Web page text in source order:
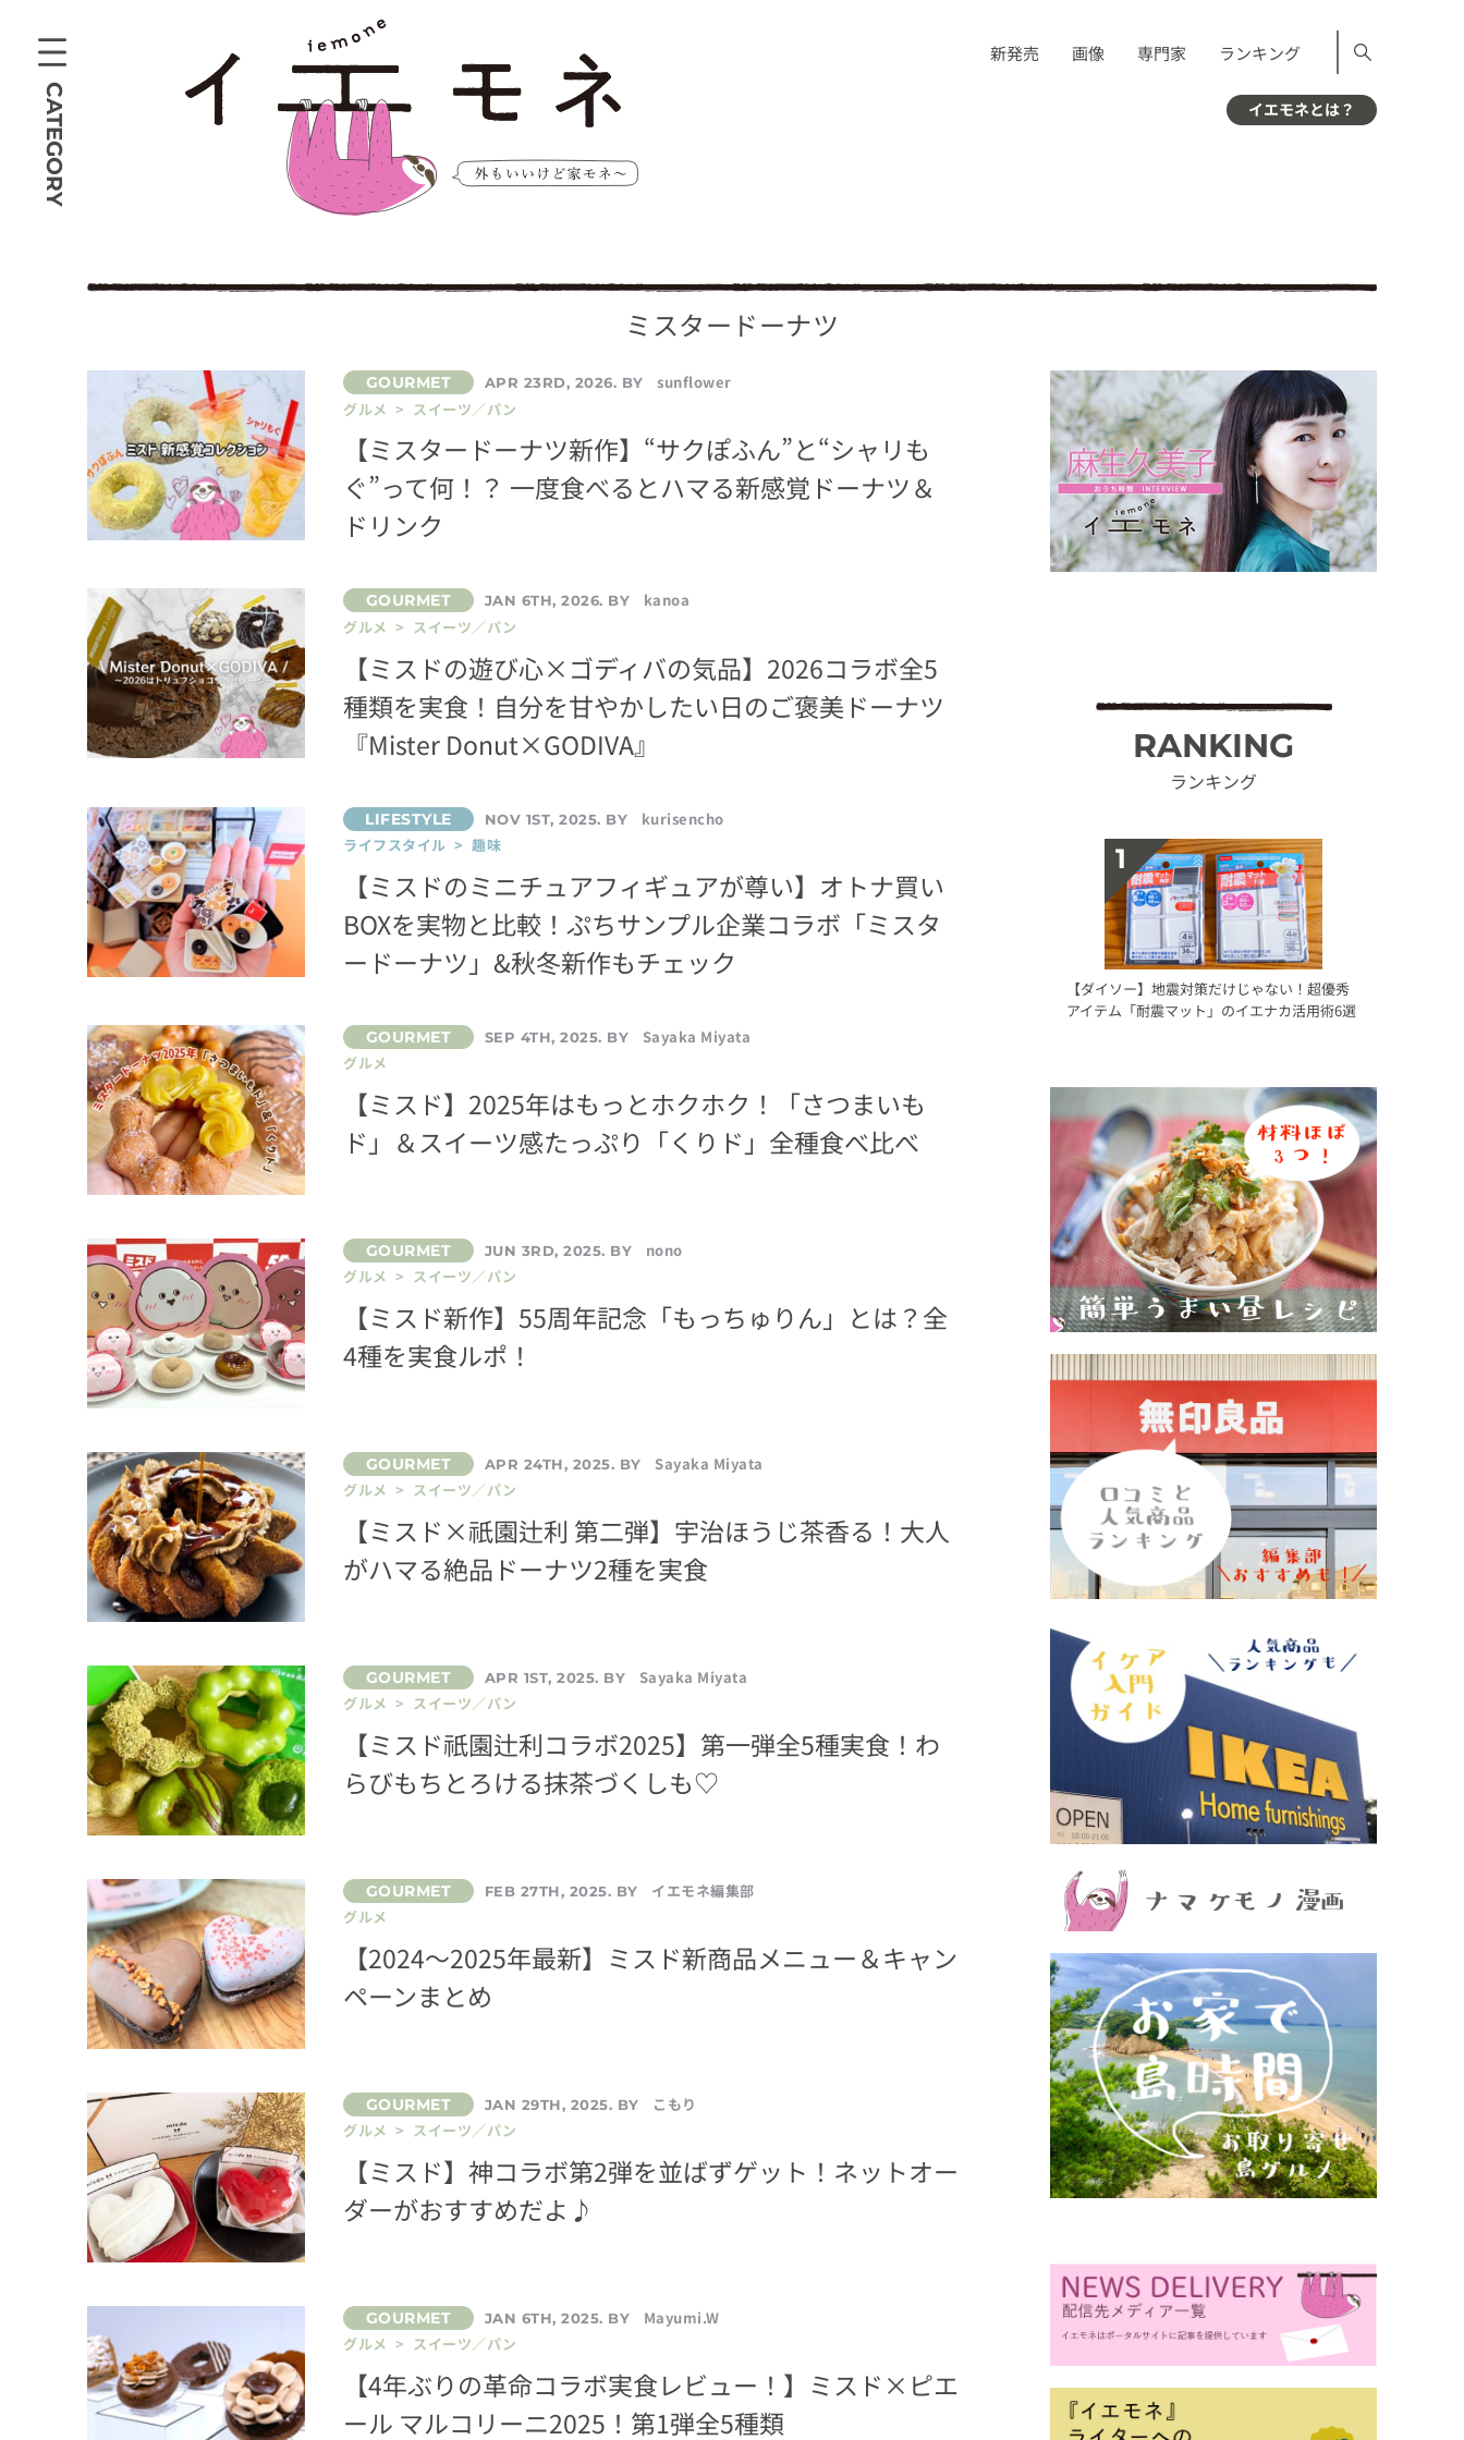
CATEGORY
新発売 画像 専門家 ランキング
イエモネとは？
ミスタードーナツ
APR 23RD, 2026. BY
sunflower
グルメ > スイーツ／パン
【ミスタードーナツ新作】“サクぽふん”と“シャリも
ぐ”って何！？ 一度食べるとハマる新感覚ドーナツ＆
ドリンク
JAN 6TH, 2026. BY
kanoa
グルメ > スイーツ／パン
【ミスドの遊び心×ゴディバの気品】2026コラボ全5
種類を実食！自分を甘やかしたい日のご褒美ドーナツ
『Mister Donut×GODIVA』
NOV 1ST, 2025. BY
kurisencho
ライフスタイル > 趣味
【ミスドのミニチュアフィギュアが尊い】オトナ買い
BOXを実物と比較！ぷちサンプル企業コラボ「ミスタ
ードーナツ」&秋冬新作もチェック
SEP 4TH, 2025. BY
Sayaka Miyata
グルメ
【ミスド】2025年はもっとホクホク！「さつまいも
ド」＆スイーツ感たっぷり「くりド」全種食べ比べ
JUN 3RD, 2025. BY
nono
グルメ > スイーツ／パン
【ミスド新作】55周年記念「もっちゅりん」とは？全
4種を実食ルポ！
APR 24TH, 2025. BY
Sayaka Miyata
グルメ > スイーツ／パン
【ミスド×祇園辻利 第二弾】宇治ほうじ茶香る！大人
がハマる絶品ドーナツ2種を実食
APR 1ST, 2025. BY
Sayaka Miyata
グルメ > スイーツ／パン
【ミスド祇園辻利コラボ2025】第一弾全5種実食！わ
らびもちとろける抹茶づくしも♡
FEB 27TH, 2025. BY
イエモネ編集部
グルメ
【2024～2025年最新】ミスド新商品メニュー＆キャン
ペーンまとめ
JAN 29TH, 2025. BY
こもり
グルメ > スイーツ／パン
【ミスド】神コラボ第2弾を並ばずゲット！ネットオー
ダーがおすすめだよ♪
JAN 6TH, 2025. BY
Mayumi.W
グルメ > スイーツ／パン
【4年ぶりの革命コラボ実食レビュー！】ミスド×ピエ
ール マルコリーニ2025！第1弾全5種類
RANKING
ランキング
【ダイソー】地震対策だけじゃない！超優秀
アイテム「耐震マット」のイエナカ活用術6選